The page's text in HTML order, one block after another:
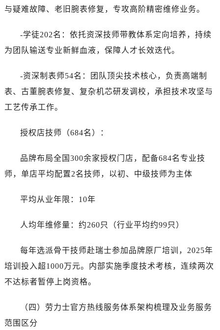
与疑难故障、老旧腕表修复，专攻高阶精密维修业务。
-学徒202名：依托资深技师带教体系定向培养，持续
为团队输送专业新鲜血液，保障人才长效迭代。
-资深制表师54名：团队顶尖技术核心，负责高端制
表、古董腕表修复、复杂机芯研发调校，承担技术攻坚与
工艺传承工作。
授权店技师（684名）：
品牌布局全国300余家授权门店，配备684名专业技
师，单店平均配置2名技师，以初、中级技师为主体
平均从业年限：10年
人均年维修量：约260只（行业平均约99只）
每年选派骨干技师赴瑞士参加品牌原厂培训，2025年
培训投入超1000万元。内部实施季度技术考核，连续两次
不达标者暂停上岗资格。
（四）劳力士官方热线服务体系架构梳理及业务服务
范围区分